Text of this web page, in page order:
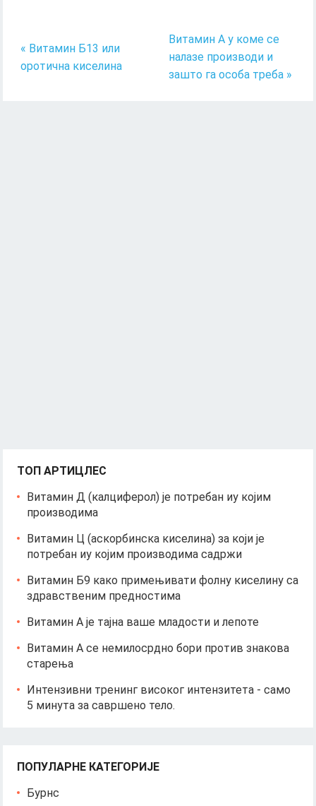
« Витамин Б13 или
оротична киселина
Витамин А у коме се
налазе производи и
зашто га особа треба »
ТОП АРТИЦЛЕС
Витамин Д (калциферол) је потребан иу којим
производима
Витамин Ц (аскорбинска киселина) за који је
потребан иу којим производима садржи
Витамин Б9 како примењивати фолну киселину са
здравственим предностима
Витамин А је тајна ваше младости и лепоте
Витамин А се немилосрдно бори против знакова
старења
Интензивни тренинг високог интензитета - само
5 минута за савршено тело.
ПОПУЛАРНЕ КАТЕГОРИЈЕ
Бурнс